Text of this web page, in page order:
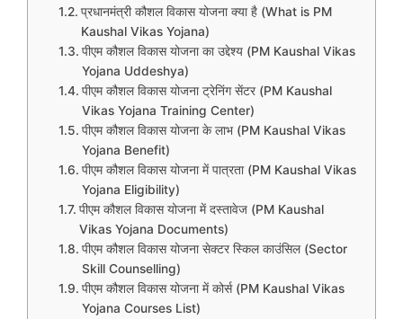
प्रधानमंत्री कौशल विकास योजना क्या है (What is PM
Kaushal Vikas Yojana)
पीएम कौशल विकास योजना का उद्देश्य (PM Kaushal Vikas
Yojana Uddeshya)
पीएम कौशल विकास योजना ट्रेनिंग सेंटर (PM Kaushal
Vikas Yojana Training Center)
पीएम कौशल विकास योजना के लाभ (PM Kaushal Vikas
Yojana Benefit)
पीएम कौशल विकास योजना में पात्रता (PM Kaushal Vikas
Yojana Eligibility)
पीएम कौशल विकास योजना में दस्तावेज (PM Kaushal
Vikas Yojana Documents)
पीएम कौशल विकास योजना सेक्टर स्किल काउंसिल (Sector
Skill Counselling)
पीएम कौशल विकास योजना में कोर्स (PM Kaushal Vikas
Yojana Courses List)